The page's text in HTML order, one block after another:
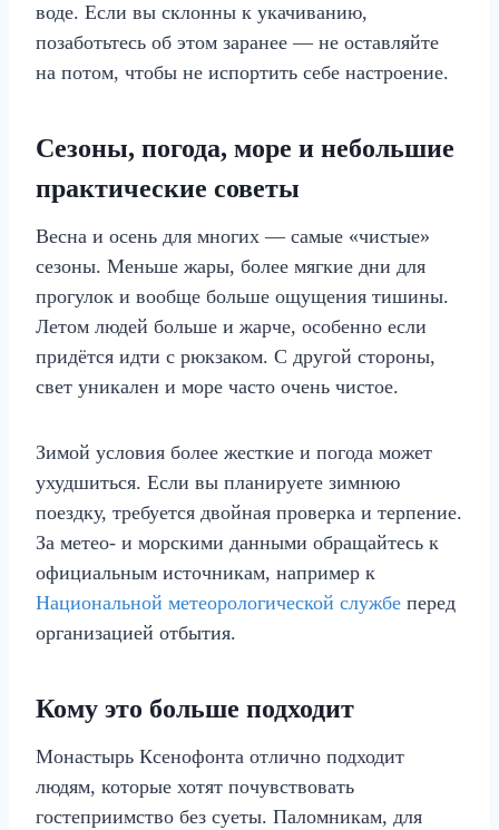
воде. Если вы склонны к укачиванию,
позаботьтесь об этом заранее — не оставляйте
на потом, чтобы не испортить себе настроение.
Сезоны, погода, море и небольшие
практические советы
Весна и осень для многих — самые «чистые»
сезоны. Меньше жары, более мягкие дни для
прогулок и вообще больше ощущения тишины.
Летом людей больше и жарче, особенно если
придётся идти с рюкзаком. С другой стороны,
свет уникален и море часто очень чистое.
Зимой условия более жесткие и погода может
ухудшиться. Если вы планируете зимнюю
поездку, требуется двойная проверка и терпение.
За метео- и морскими данными обращайтесь к
официальным источникам, например к
Национальной метеорологической службе перед
организацией отбытия.
Кому это больше подходит
Монастырь Ксенофонта отлично подходит
людям, которые хотят почувствовать
гостеприимство без суеты. Паломникам, для